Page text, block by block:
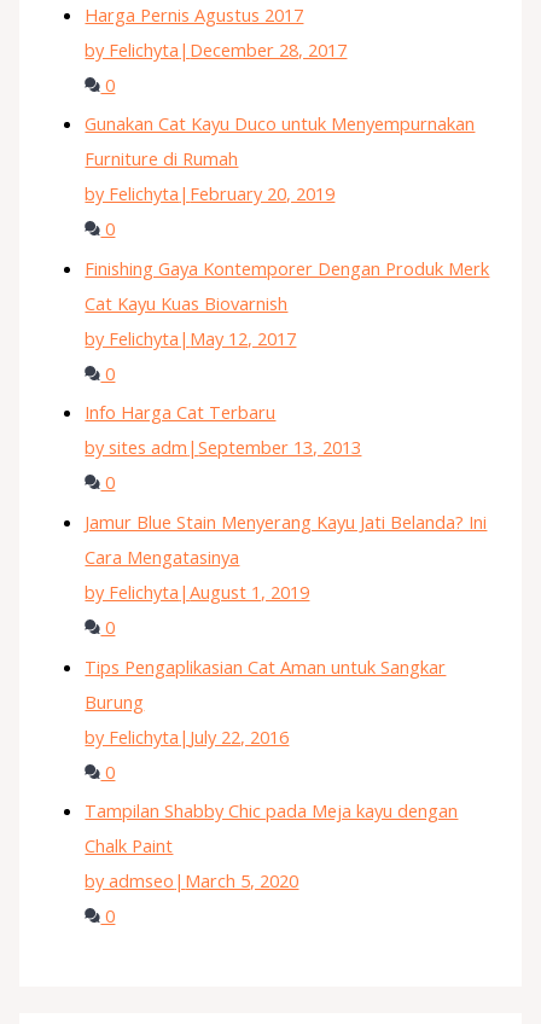
Harga Pernis Agustus 2017
by Felichyta | December 28, 2017
0
Gunakan Cat Kayu Duco untuk Menyempurnakan
Furniture di Rumah
by Felichyta | February 20, 2019
0
Finishing Gaya Kontemporer Dengan Produk Merk
Cat Kayu Kuas Biovarnish
by Felichyta | May 12, 2017
0
Info Harga Cat Terbaru
by sites adm |September 13, 2013
0
Jamur Blue Stain Menyerang Kayu Jati Belanda? Ini
Cara Mengatasinya
by Felichyta |August 1, 2019
0
Tips Pengaplikasian Cat Aman untuk Sangkar
Burung
by Felichyta | July 22, 2016
0
Tampilan Shabby Chic pada Meja kayu dengan
Chalk Paint
by admseo | March 5, 2020
0